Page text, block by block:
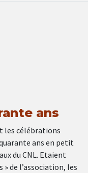
ans
les célébrations
ans en petit
du CNL. Etaient
de l’association, les